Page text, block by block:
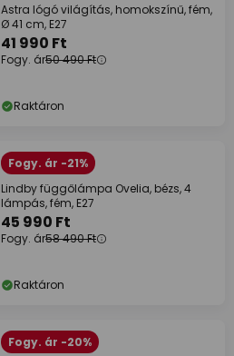
Astra lógó világítás, homokszínű, fém,
Ø 41 cm, E27
41 990 Ft
Fogy. ár50 490 Ft
Raktáron
Fogy. ár -21%
Lindby függőlámpa Ovelia, bézs, 4
lámpás, fém, E27
45 990 Ft
Fogy. ár58 490 Ft
Raktáron
Fogy. ár -20%